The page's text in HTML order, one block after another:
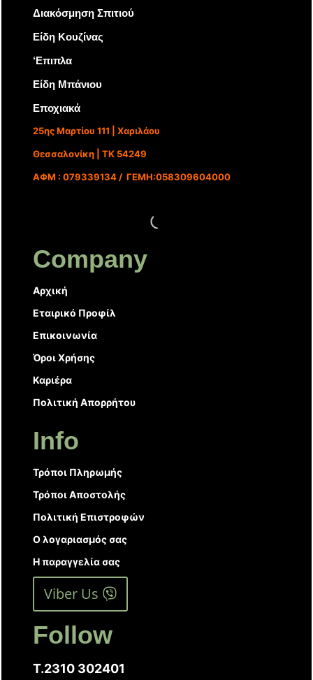
Διακόσμηση Σπιτιού
Είδη Κουζίνας
‘Επιπλα
Είδη Μπάνιου
Εποχιακά
25ης Μαρτίου 111 | Χαριλάου
Θεσσαλονίκη | ΤΚ 54249
ΑΦΜ : 079339134 / ΓΕΜΗ:058309604000
Company
Αρχική
Εταιρικό Προφίλ
Επικοινωνία
Όροι Χρήσης
Καριέρα
Πολιτική Απορρήτου
Info
Τρόποι Πληρωμής
Τρόποι Αποστολής
Πολιτική Επιστροφών
Ο λογαριασμός σας
Η παραγγελία σας
Viber Us
Follow
T.2310 302401